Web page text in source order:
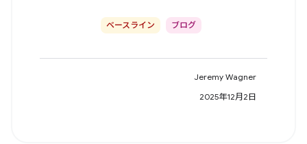
ベースライン ブログ
Jeremy Wagner
2025年12月2日